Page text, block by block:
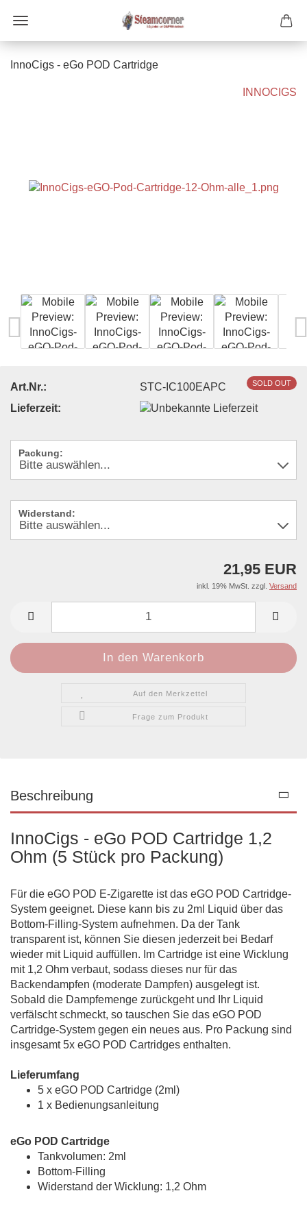
InnoCigs - eGo POD Cartridge
INNOCIGS
SOLD OUT
Art.Nr.:
STC-IC100EAPC
Lieferzeit:
Packung:
Widerstand:
21,95 EUR
inkl. 19% MwSt. zzgl. Versand
Auf den Merkzettel
Frage zum Produkt
Beschreibung
InnoCigs - eGo POD Cartridge 1,2
Ohm (5 Stück pro Packung)
Für die eGO POD E-Zigarette ist das eGO POD Cartridge-
System geeignet. Diese kann bis zu 2ml Liquid über das
Bottom-Filling-System aufnehmen. Da der Tank
transparent ist, können Sie diesen jederzeit bei Bedarf
wieder mit Liquid auffüllen. Im Cartridge ist eine Wicklung
mit 1,2 Ohm verbaut, sodass dieses nur für das
Backendampfen (moderate Dampfen) ausgelegt ist.
Sobald die Dampfemenge zurückgeht und Ihr Liquid
verfälscht schmeckt, so tauschen Sie das eGO POD
Cartridge-System gegen ein neues aus. Pro Packung sind
insgesamt 5x eGO POD Cartridges enthalten.
Lieferumfang
5 x eGO POD Cartridge (2ml)
1 x Bedienungsanleitung
eGo POD Cartridge
Tankvolumen: 2ml
Bottom-Filling
Widerstand der Wicklung: 1,2 Ohm